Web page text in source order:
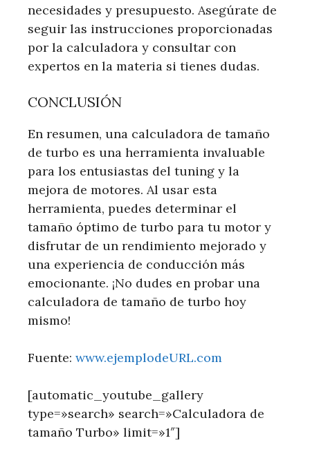
necesidades y presupuesto. Asegúrate de
seguir las instrucciones proporcionadas
por la calculadora y consultar con
expertos en la materia si tienes dudas.
CONCLUSIÓN
En resumen, una calculadora de tamaño
de turbo es una herramienta invaluable
para los entusiastas del tuning y la
mejora de motores. Al usar esta
herramienta, puedes determinar el
tamaño óptimo de turbo para tu motor y
disfrutar de un rendimiento mejorado y
una experiencia de conducción más
emocionante. ¡No dudes en probar una
calculadora de tamaño de turbo hoy
mismo!
Fuente: www.ejemplodeURL.com
[automatic_youtube_gallery
type=»search» search=»Calculadora de
tamaño Turbo» limit=»1″]